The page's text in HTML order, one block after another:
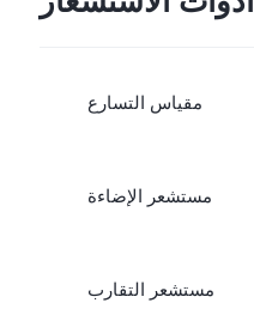
مقياس التسارع
مستشعر الإضاءة
مستشعر التقارب